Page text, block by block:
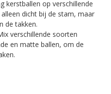
kerstballen op verschillende
dicht bij de stam, maar
de takken.
verschillende soorten
en matte ballen, om de